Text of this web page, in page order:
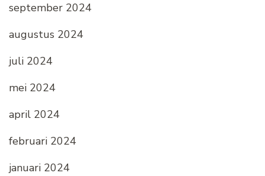
september 2024
augustus 2024
juli 2024
mei 2024
april 2024
februari 2024
januari 2024